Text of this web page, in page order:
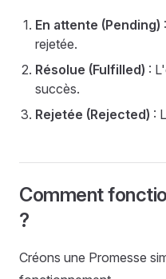
En attente (Pending)
rejetée.
Résolue (Fulfilled) :
succès.
Rejetée (Rejected) :
Comment
?
Créons une Promesse